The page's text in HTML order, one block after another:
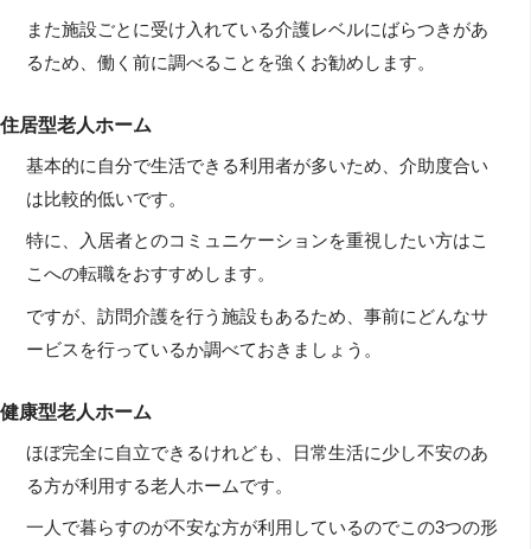
また施設ごとに受け入れている介護レベルにばらつきがあ
るため、働く前に調べることを強くお勧めします。
住居型老人ホーム
基本的に自分で生活できる利用者が多いため、介助度合い
は比較的低いです。
特に、入居者とのコミュニケーションを重視したい方はこ
こへの転職をおすすめします。
ですが、訪問介護を行う施設もあるため、事前にどんなサ
ービスを行っているか調べておきましょう。
健康型老人ホーム
ほぼ完全に自立できるけれども、日常生活に少し不安のあ
る方が利用する老人ホームです。
一人で暮らすのが不安な方が利用しているのでこの3つの形